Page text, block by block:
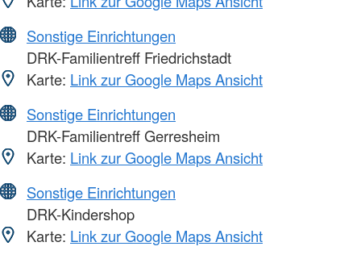
Sonstige Einrichtungen
DRK-Familientreff Friedrichstadt
Karte: Link zur Google Maps Ansicht
Sonstige Einrichtungen
DRK-Familientreff Gerresheim
Karte: Link zur Google Maps Ansicht
Sonstige Einrichtungen
DRK-Kindershop
Karte: Link zur Google Maps Ansicht